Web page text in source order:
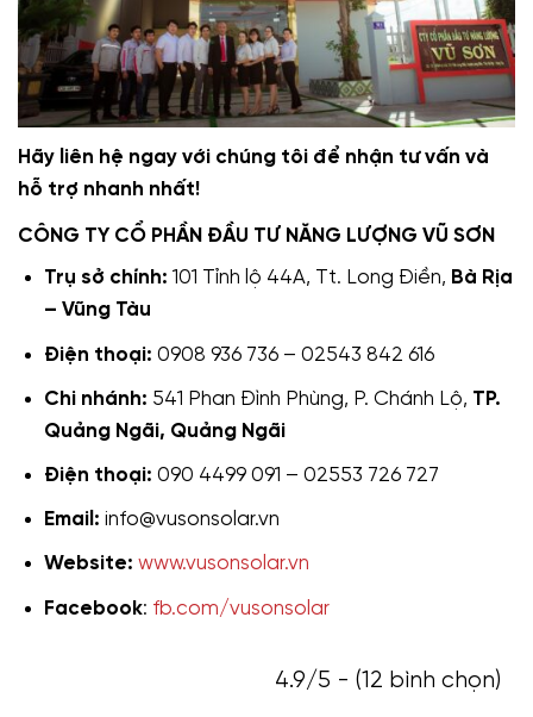
Hãy liên hệ ngay với chúng tôi để nhận tư vấn và
hỗ trợ nhanh nhất!
CÔNG TY CỔ PHẦN ĐẦU TƯ NĂNG LƯỢNG VŨ SƠN
Trụ sở chính: 101 Tỉnh lộ 44A, Tt. Long Điền, Bà Rịa
– Vũng Tàu
Điện thoại: 0908 936 736 – 02543 842 616
Chi nhánh: 541 Phan Đình Phùng, P. Chánh Lộ, TP.
Quảng Ngãi, Quảng Ngãi
Điện thoại: 090 4499 091 – 02553 726 727
Email: info@vusonsolar.vn
Website: www.vusonsolar.vn
Facebook: fb.com/vusonsolar
4.9/5 - (12 bình chọn)